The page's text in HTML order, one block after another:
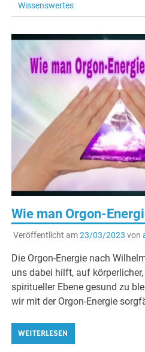
Wissenswertes
Wie man Orgon-
Veröffentlicht am23/03/2023 von
Die Orgon-Energie nach
uns dabei hilft, auf
spiritueller Ebene gesund zu
wir mit der Orgon-Energie
WEITERLESEN